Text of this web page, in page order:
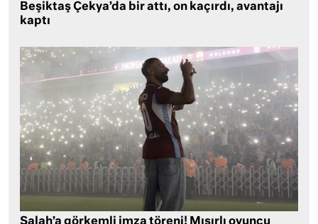
Beşiktaş Çekya’da bir attı, on kaçırdı, avantajı
kaptı
Salah’a görkemli imza töreni! Mısırlı oyuncu